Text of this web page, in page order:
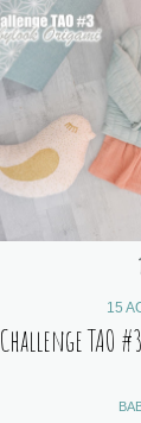
15
Challenge TAO